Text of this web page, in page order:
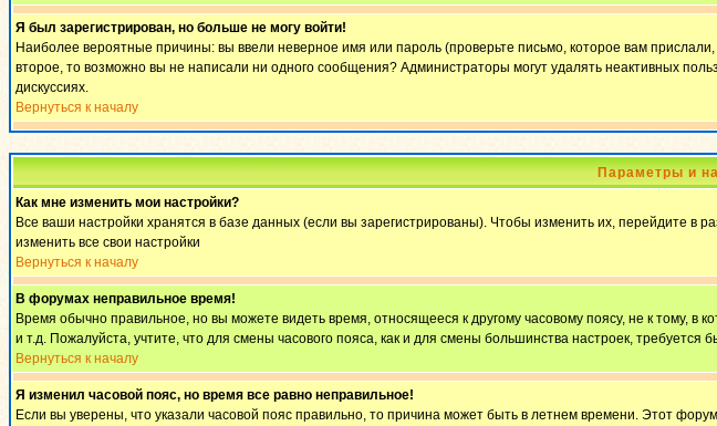
Я был зарегистрирован, но больше не могу войти!
Наиболее вероятные причины: вы ввели неверное имя или пароль (проверьте письмо, которое вам
второе, то возможно вы не написали ни одного сообщения? Администраторы могут удалять неактивных
дискуссиях.
Вернуться к началу
Параметры и
Как мне изменить мои настройки?
Все ваши настройки хранятся в базе данных (если вы зарегистрированы). Чтобы изменить их, перейдите в
изменить все свои настройки
Вернуться к началу
В форумах неправильное время!
Время обычно правильное, но вы можете видеть время, относящееся к другому часовому поясу, не к тому, в
и т.д. Пожалуйста, учтите, что для смены часового пояса, как и для смены большинства настроек, требуется
Вернуться к началу
Я изменил часовой пояс, но время все равно неправильное!
Если вы уверены, что указали часовой пояс правильно, то причина может быть в летнем времени. Этот